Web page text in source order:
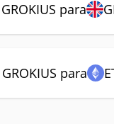
GROKIUS para
GROKIUS para